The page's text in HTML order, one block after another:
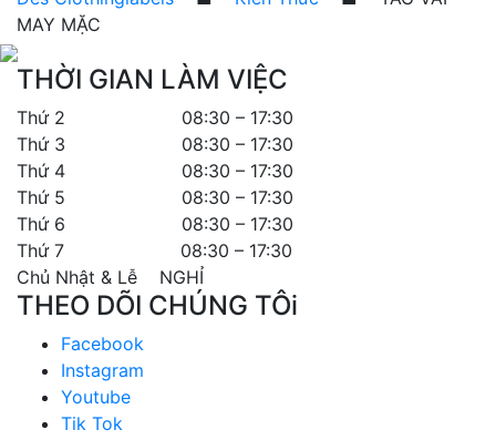
MAY MẶC
THỜI GIAN LÀM VIỆC
Thứ 2 08:30 – 17:30
Thứ 3 08:30 – 17:30
Thứ 4 08:30 – 17:30
Thứ 5 08:30 – 17:30
Thứ 6 08:30 – 17:30
Thứ 7 08:30 – 17:30
Chủ Nhật & Lễ NGHỈ
THEO DÕI CHÚNG TÔi
Facebook
Instagram
Youtube
Tik Tok